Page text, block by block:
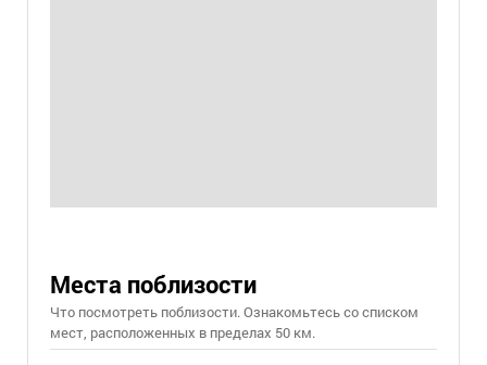
Места поблизости
Что посмотреть поблизости. Ознакомьтесь со списком
мест, расположенных в пределах 50 км.